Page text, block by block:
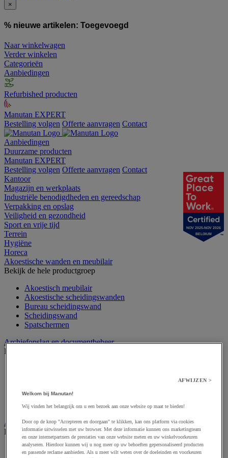
×
% nieuwe artikelen: Toegevoegd
Naar winkelwagen
Verder winkelen
Categorieën
Aanbiedingen
Refurbished producten
Manutan EXPERT
Bestelling volgen Offerte aanvragen Contact
Aanbiedingen
Duurzame producten
Manutan EXPERT
Bestelling volgen Offerte aanvragen Contact
Kantoor
Magazijn en werkplaats
Industriële benodigdheden en gereedschap
Verpakking en opslag
Veiligheid en gezondheid
Sport en vrije tijd
Terrein
Hygiëne
Horeca
Akoestische wanden en meubilair
Bekijk de hele productgroep
Akoestisch meubilair
Akoestische scheidingswanden
Bureau scheidingswand
Scheidingswand
Spatschermen
Archiefopslag en documentbeheer
Bekijk de hele productgroep
Ordner, tabblad en showtas
Sorteermap
Audiovisueel
Bekijk de hele productgroep
Aansluitingen audio en video
NOV 2025-NOV 2026
BELGIUM
AFWIJZEN >
Welkom bij Manutan!
Wij vinden het belangrijk om u een bezoek aan onze website op maat te bieden!
Door op de knop "Accepteren en doorgaan" te klikken, kan ons platform via cookies
informatie uitwisselen met uw browser. Met deze informatie kunnen ons marketingteam
en onze internetpartners de prestaties van onze website meten en uw winkelvoorkeuren
analyseren. Hierdoor kunnen wij u nog meer op uw behoeften gepersonaliseerd producten
en passende reclame aanbieden. Als u meer wilt weten over de doeleinden en voorkeuren